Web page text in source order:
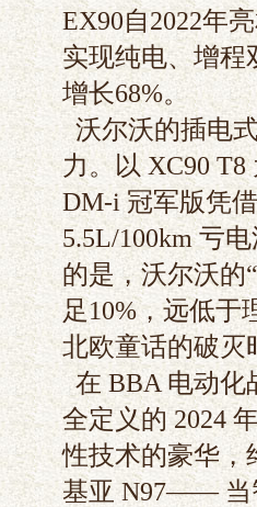
EX90自2022年
实现纯电、增程
增长68%。
沃尔沃的插电
力。以 XC90
DM-i 冠军版凭
5.5L/100km 亏
的是，沃尔沃的
足10%，远低于
北欧童话的破灭
在 BBA 电动化
全定义的 2024
性技术的豪华，
基亚 N97—— 当